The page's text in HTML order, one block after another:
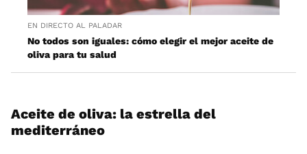
EN DIRECTO AL PALADAR
No todos son iguales: cómo elegir el mejor aceite de
oliva para tu salud
Aceite de oliva: la estrella del
mediterráneo